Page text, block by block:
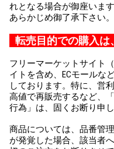
れとなる場合が御座います
あらかじめ御了承下さい。
転売目的での購入は
フリーマーケットサイト
イトを含め、ECモールな
しております。特に、営
高値で再販売するなど、
行為」は、固くお断り申し
商品については、品番管
が発覚した場合、該当者